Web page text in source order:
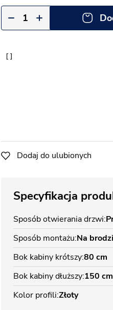
Dodaj do ulubionych
Specyfikacja
Sposób otwierania drzwi
Sposób montażu Na
Bok kabiny krótszy80 cm
Bok kabiny dłuższy 150 cm
Kolor profili Złoty